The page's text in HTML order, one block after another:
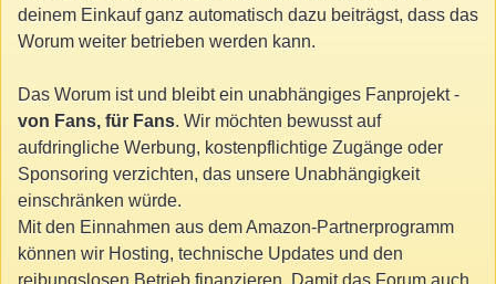
deinem Einkauf ganz automatisch dazu beiträgst, dass das
Worum weiter betrieben werden kann.
Das Worum ist und bleibt ein unabhängiges Fanprojekt -
von Fans, für Fans. Wir möchten bewusst auf
aufdringliche Werbung, kostenpflichtige Zugänge oder
Sponsoring verzichten, das unsere Unabhängigkeit
einschränken würde.
Mit den Einnahmen aus dem Amazon-Partnerprogramm
können wir Hosting, technische Updates und den